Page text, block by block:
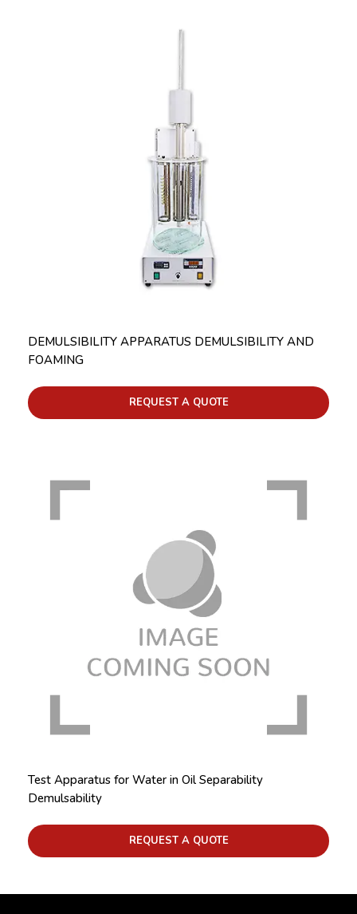
DEMULSIBILITY APPARATUS DEMULSIBILITY AND
FOAMING
REQUEST A QUOTE
Test Apparatus for Water in Oil Separability
Demulsability
REQUEST A QUOTE